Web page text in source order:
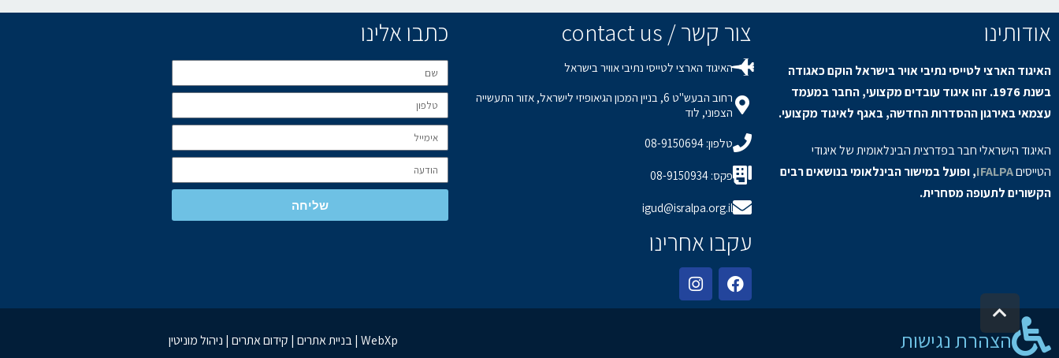
אודותינו
האיגוד הארצי לטייסי נתיבי אויר בישראל הוקם כאגודה
בשנת 1976. זהו איגוד עובדים מקצועי, החבר במעמד
עצמאי באירגון ההסדרות החדשה, באגף לאיגוד מקצועי.
האיגוד הישראלי חבר בפדרצית הבינלאומית של איגודי
הטייסיםIFALPA, ופועל במישור הבינלאומי בנושאים רבים
הקשורים לתעופה מסחרית.
צור קשר / contact us
האיגוד הארצי לטייסי נתיבי אוויר בישראל
רחוב הבעש"ט 6, בניין המכון הגיאופיזי לישראל, אזור התעשייה
הצפוני, לוד
טלפון: 08-9150694
פקס: 08-9150934
igud@isralpa.org.il
עקבו אחרינו
כתבו אלינו
שליחה
הצהרת נגישות בניית אתרים | קידום אתרים | ניהול מוניטין | WebXp
גלילה לראש העמוד